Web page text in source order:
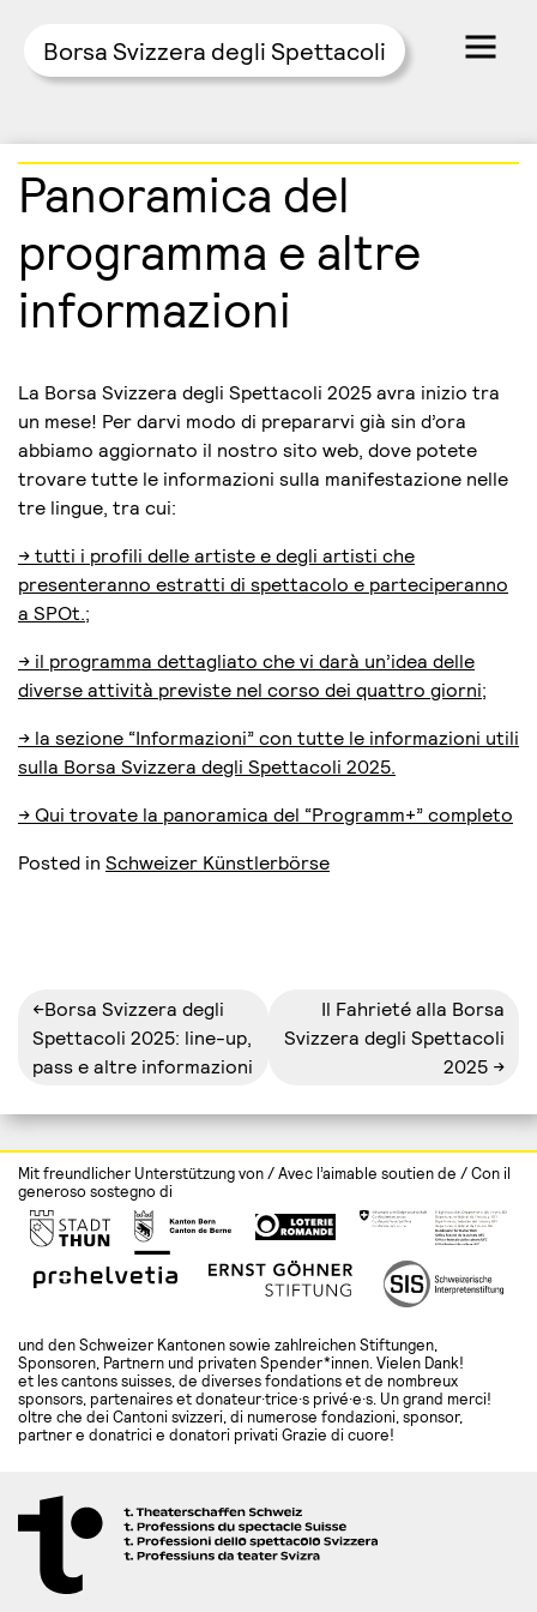
Borsa Svizzera degli Spettacoli
Skip
content
Panoramica del
programma e altre
informazioni
La Borsa Svizzera degli Spettacoli 2025 avra inizio tra
un mese! Per darvi modo di prepararvi già sin d’ora
abbiamo aggiornato il nostro sito web, dove potete
trovare tutte le informazioni sulla manifestazione nelle
tre lingue, tra cui:
-> tutti i profili delle artiste e degli artisti che
presenteranno estratti di spettacolo e parteciperanno
a SPOt.;
-> il programma dettagliato che vi darà un’idea delle
diverse attività previste nel corso dei quattro giorni;
-> la sezione “Informazioni” con tutte le informazioni utili
sulla Borsa Svizzera degli Spettacoli 2025.
-> Qui trovate la panoramica del “Programm+” completo
Posted in Schweizer Künstlerbörse
Navigazione
articoli
Borsa Svizzera degli
Spettacoli 2025: line-up,
pass e altre informazioni
Il Fahrieté alla Borsa
Svizzera degli Spettacoli
2025
Mit freundlicher Unterstützung von / Avec l’aimable soutien de / Con il
generoso sostegno di
und den Schweizer Kantonen sowie zahlreichen Stiftungen,
Sponsoren, Partnern und privaten Spender*innen. Vielen Dank!
et les cantons suisses, de diverses fondations et de nombreux
sponsors, partenaires et donateur·trice·s privé·e·s. Un grand merci!
oltre che dei Cantoni svizzeri, di numerose fondazioni, sponsor,
partner e donatrici e donatori privati Grazie di cuore!